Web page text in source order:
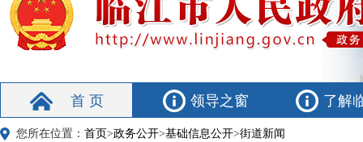
首 页 领导之窗 了解
您所在位置： 首页>政务公开>基础信息公开>街道新闻